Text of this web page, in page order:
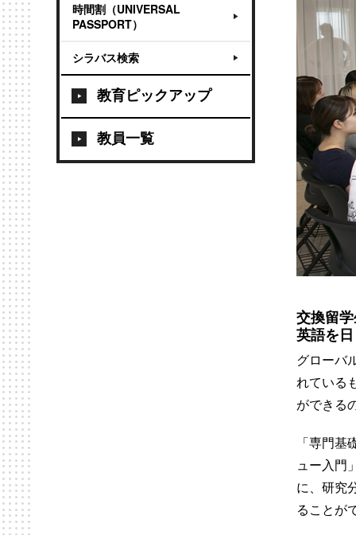
時間割（UNIVERSAL
PASSPORT）
シラバス検索
教育ピックアップ
教員一覧
交換留
英語を
グローバ
れている
ができる
「専門
ュー入門
に、研究
ることが